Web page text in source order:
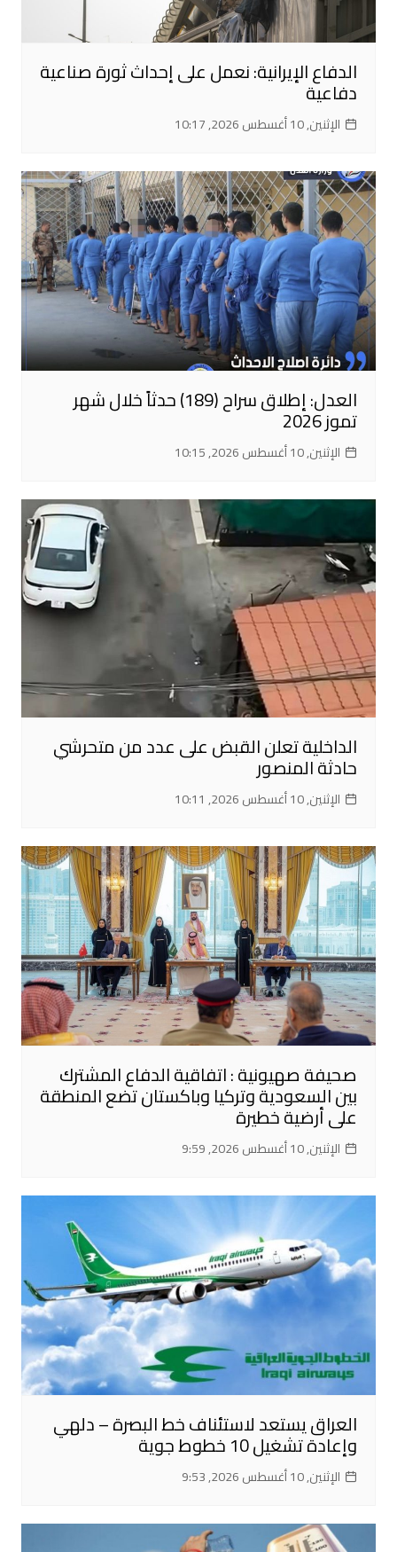
الدفاع الإيرانية: نعمل على إحداث ثورة صناعية
دفاعية
الإثنين, 10 أغسطس 2026, 10:17
العدل: إطلاق سراح (189) حدثاً خلال شهر
تموز 2026
الإثنين, 10 أغسطس 2026, 10:15
الداخلية تعلن القبض على عدد من متحرشي
حادثة المنصور
الإثنين, 10 أغسطس 2026, 10:11
صحيفة صهيونية : اتفاقية الدفاع المشترك
بين السعودية وتركيا وباكستان تضع المنطقة
على أرضية خطيرة
الإثنين, 10 أغسطس 2026, 9:59
العراق يستعد لاستئناف خط البصرة – دلهي
وإعادة تشغيل 10 خطوط جوية
الإثنين, 10 أغسطس 2026, 9:53